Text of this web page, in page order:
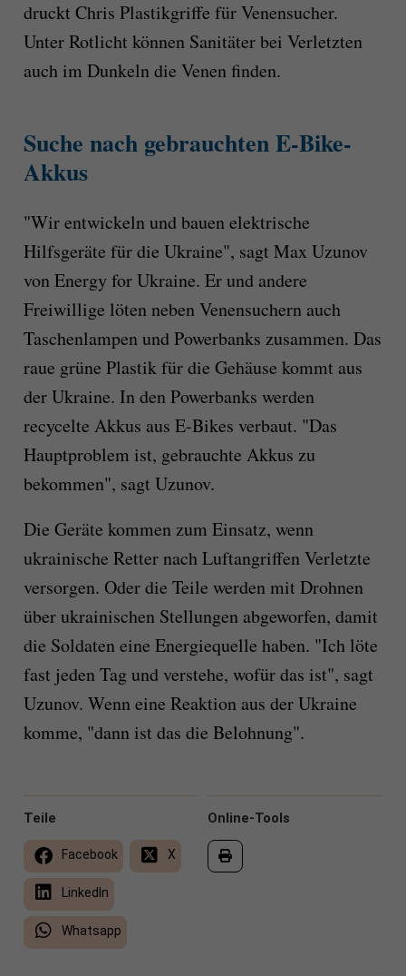
druckt Chris Plastikgriffe für Venensucher.
Unter Rotlicht können Sanitäter bei Verletzten
auch im Dunkeln die Venen finden.
Suche nach gebrauchten E-Bike-
Akkus
"Wir entwickeln und bauen elektrische
Hilfsgeräte für die Ukraine", sagt Max Uzunov
von Energy for Ukraine. Er und andere
Freiwillige löten neben Venensuchern auch
Taschenlampen und Powerbanks zusammen. Das
raue grüne Plastik für die Gehäuse kommt aus
der Ukraine. In den Powerbanks werden
recycelte Akkus aus E-Bikes verbaut. "Das
Hauptproblem ist, gebrauchte Akkus zu
bekommen", sagt Uzunov.
Die Geräte kommen zum Einsatz, wenn
ukrainische Retter nach Luftangriffen Verletzte
versorgen. Oder die Teile werden mit Drohnen
über ukrainischen Stellungen abgeworfen, damit
die Soldaten eine Energiequelle haben. "Ich löte
fast jeden Tag und verstehe, wofür das ist", sagt
Uzunov. Wenn eine Reaktion aus der Ukraine
komme, "dann ist das die Belohnung".
Online-Tools
Teile
Facebook X
LinkedIn
Whatsapp